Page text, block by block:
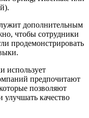
дополнительным
чтобы сотрудники
продемонстрировать
использует
предпочитают
позволяют
улучшать качество